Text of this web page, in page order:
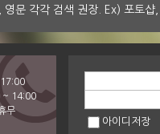
~ 14:00
무
아이디저장